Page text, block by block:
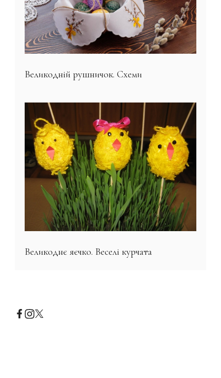
Великодній рушничок. Схеми
Великоднє яєчко. Веселі курчата